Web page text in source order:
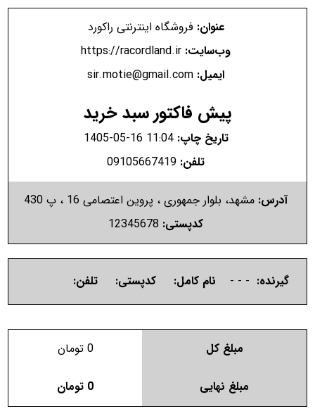
عنوان: فروشگاه اینترنتی راکورد
وب‌سایت: https://racordland.ir
ایمیل: sir.motie@gmail.com
پیش فاکتور سبد خرید
تاریخ چاپ: 1405-05-16 11:04
تلفن: 09105667419
آدرس: مشهد، بلوار جمهوری ، پروین اعتصامی 16 ، پ 430
کدپستی: 12345678
گیرنده: - - - نام کامل: کدپستی: تلفن:
مبلغ کل 0 تومان
مبلغ نهایی 0 تومان